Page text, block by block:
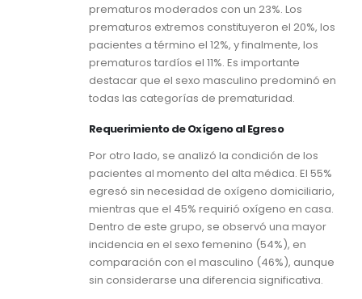
prematuros moderados con un 23%. Los
prematuros extremos constituyeron el 20%, los
pacientes a término el 12%, y finalmente, los
prematuros tardíos el 11%. Es importante
destacar que el sexo masculino predominó en
todas las categorías de prematuridad.
Requerimiento de Oxígeno al Egreso
Por otro lado, se analizó la condición de los
pacientes al momento del alta médica. El 55%
egresó sin necesidad de oxígeno domiciliario,
mientras que el 45% requirió oxígeno en casa.
Dentro de este grupo, se observó una mayor
incidencia en el sexo femenino (54%), en
comparación con el masculino (46%), aunque
sin considerarse una diferencia significativa.